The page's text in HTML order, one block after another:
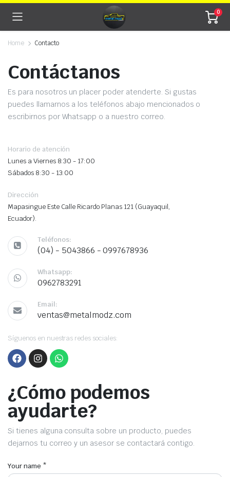
0
Home Contacto
Contáctanos
Es para nosotros un placer poder atenderte. Si gustas
puedes llamarnos a los teléfonos abajo mencionados o
escribirnos por Whatsapp o a nuestro correo.
Horario de atención
Lunes a Viernes 8:30 - 17:00
Sábados 8:30 - 13:00
Dirección
Mapasingue Este Calle Ricardo Planas 121 (Guayaquil,
Ecuador).
Teléfonos:
(04) - 5043866 - 0997678936
Whatsapp:
0962783291
Email:
ventas@metalmodz.com
Síguenos en nuestras redes sociales:
¿Cómo podemos
ayudarte?
Si tienes alguna consulta sobre un producto, puedes
dejarnos tu correo y un asesor se contactará contigo.
Your name *